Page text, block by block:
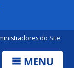
do Site
MENU